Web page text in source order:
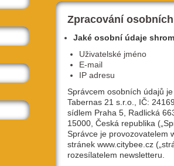
Zpracování
Jaké osobní údaje
Uživatelské jméno
E-mail
IP adresu
Správcem osobních údajů
Tabernas 21 s.r.o., IČ:
sídlem Praha 5, Radlická
15000, Česká republika
Správce je provozovatelem
stránek www.citybee.cz
rozesílatelem newsletteru.